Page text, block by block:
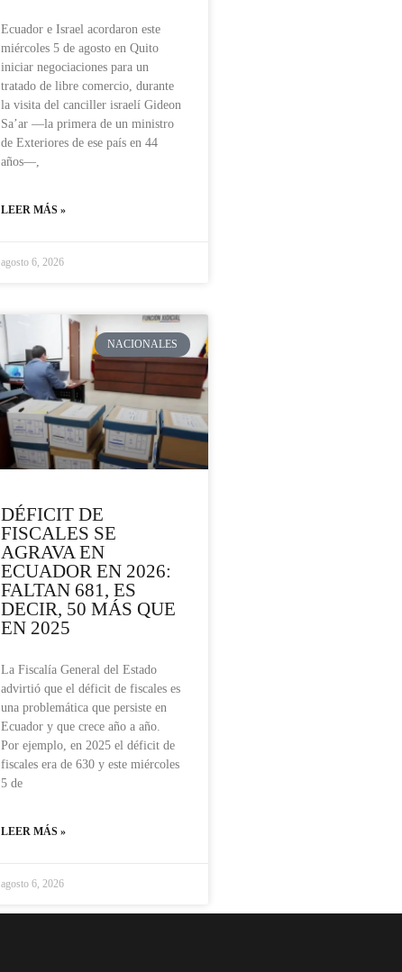
Ecuador e Israel acordaron este
miércoles 5 de agosto en Quito
iniciar negociaciones para un
tratado de libre comercio, durante
la visita del canciller israelí Gideon
Sa’ar —la primera de un ministro
de Exteriores de ese país en 44
años—,
LEER MÁS »
agosto 6, 2026
NACIONALES
DÉFICIT DE
FISCALES SE
AGRAVA EN
ECUADOR EN 2026:
FALTAN 681, ES
DECIR, 50 MÁS QUE
EN 2025
La Fiscalía General del Estado
advirtió que el déficit de fiscales es
una problemática que persiste en
Ecuador y que crece año a año.
Por ejemplo, en 2025 el déficit de
fiscales era de 630 y este miércoles
5 de
LEER MÁS »
agosto 6, 2026